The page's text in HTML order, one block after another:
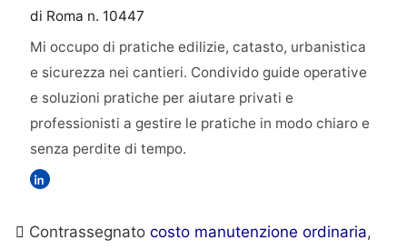
di Roma n. 10447
Mi occupo di pratiche edilizie, catasto, urbanistica
e sicurezza nei cantieri. Condivido guide operative
e soluzioni pratiche per aiutare privati e
professionisti a gestire le pratiche in modo chiaro e
senza perdite di tempo.
Contrassegnato costo manutenzione ordinaria,